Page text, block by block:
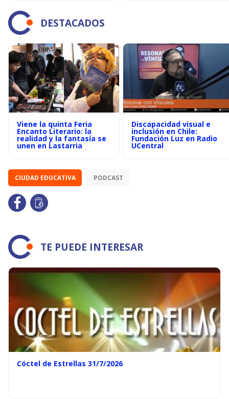
DESTACADOS
Viene la quinta Feria
Encanto Literario: la
realidad y la fantasía se
unen en Lastarria
Discapacidad visual e
inclusión en Chile:
Fundación Luz en Radio
UCentral
CIUDAD EDUCATIVA PODCAST
TE PUEDE INTERESAR
Cóctel de Estrellas 31/7/2026